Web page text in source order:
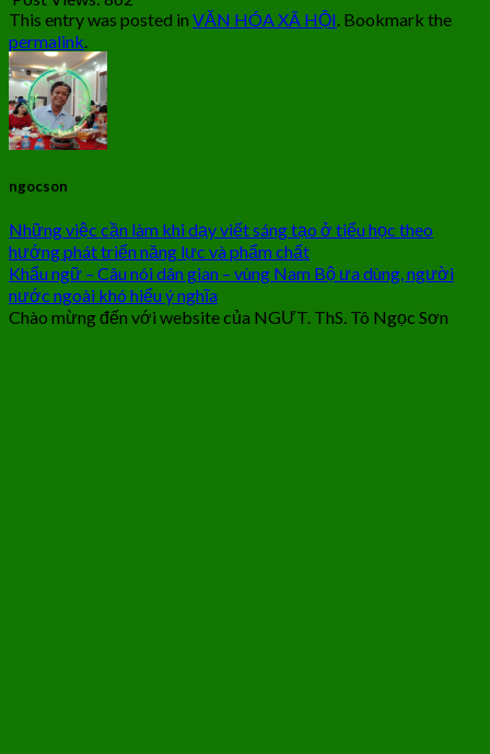
This entry was posted in VĂN HÓA XÃ HỘI . Bookmark the
permalink
ngocson
Những việc cần làm khi dạy viết sáng tạo ở tiểu học theo
hướng phát triển năng lực và phẩm chất
Khẩu ngữ – Câu nói dân gian – vùng Nam Bộ ưa dùng, người
nước ngoài khó hiểu ý nghĩa
Chào mừng đến với website của NGƯT. ThS. Tô Ngọc Sơn